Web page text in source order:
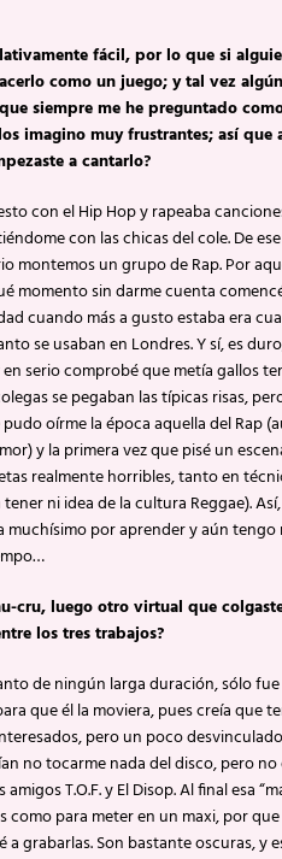
fácil, por lo que si
como un juego; y tal vez
siempre me he preguntado
imagino muy frustrantes; así
a cantarlo?
con el Hip Hop y rapeaba
con las chicas del cole. De
montemos un grupo de Rap. Por
momento sin darme cuenta
cuando más a gusto estaba era
se usaban en Londres. Y sí, es
serio comprobé que metía gallos
se pegaban las típicas risas,
oírme la época aquella del Rap
y la primera vez que pisé un
realmente horribles, tanto en
ni idea de la cultura Reggae).
por aprender y aún tengo
cru, luego otro virtual que
los tres trabajos?
de ningún larga duración, sólo
que él la moviera, pues creía que
pero un poco
no tocarme nada del disco, pero
T.O.F. y El Disop. Al final esa
como para meter en un maxi, por
grabarlas. Son bastante oscuras, y